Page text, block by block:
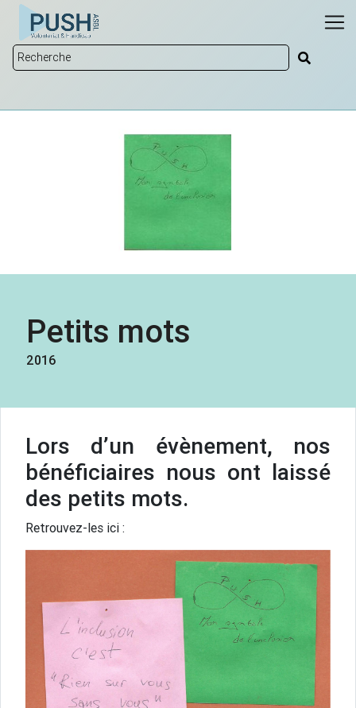
Petits mots
2016
Lors d’un évènement, nos
bénéficiaires nous ont laissé
des petits mots.
Retrouvez-les ici :